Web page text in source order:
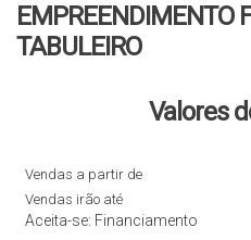
EMPREENDIMENTO
TABULEIRO
Valores
Vendas a partir de
Vendas irão até
Aceita-se: Financiamento